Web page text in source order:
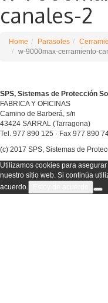
canales-2
Home Parasoles
w-9000max-cerramiento-
SPS, Sistemas de Protección
FABRICA Y OFICINAS
Camino de Barberá, s/n
43424 SARRAL (Tarragona)
Tel. 977 890 125 · Fax 977 890
(c) 2017 SPS, Sistemas de
Utilizamos cookies para
nuestro sitio web. Si continúa
acuerdo.